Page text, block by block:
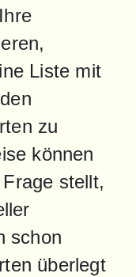
Liste mit
zu
können
stellt,
schon
überlegt